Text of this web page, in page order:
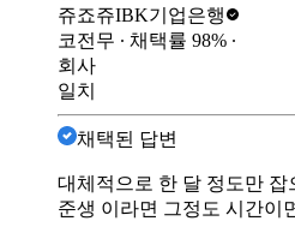
쥬죠쥬IBK기업은행
코전무 ∙ 채택률 98% ∙
회사
일치
채택된 답변
대체적으로 한 달 정도만 잡
준생 이라면 그정도 시간이